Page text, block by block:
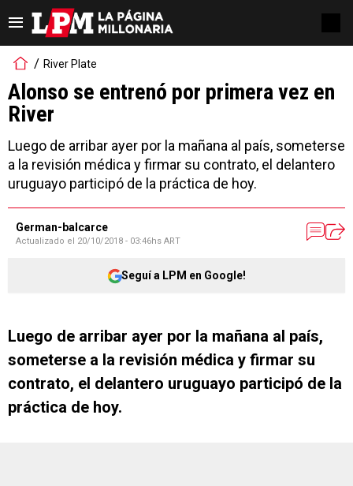
River Plate
Alonso se entrenó por primera vez en
River
Luego de arribar ayer por la mañana al país, someterse
a la revisión médica y firmar su contrato, el delantero
uruguayo participó de la práctica de hoy.
German-balcarce
Actualizado el 20/10/2018 - 03:46hs ART
Seguí a LPM en Google!
Luego de arribar ayer por la mañana al país,
someterse a la revisión médica y firmar su
contrato, el delantero uruguayo participó de la
práctica de hoy.